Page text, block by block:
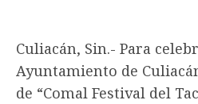
Culiacán, Sin.- Para
Ayuntamiento de
de “Comal Festival del